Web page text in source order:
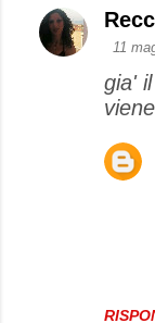
11
gia'